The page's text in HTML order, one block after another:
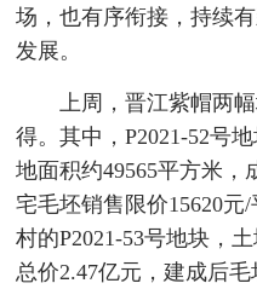
场，也有序衔接，持续
发展。
上周，晋江紫帽两
得。其中，P2021-52号
地面积约49565平方米，
宅毛坯销售限价15620
村的P2021-53号地块，
总价2.47亿元，建成后